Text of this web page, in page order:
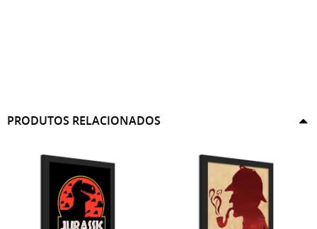
PRODUTOS RELACIONADOS